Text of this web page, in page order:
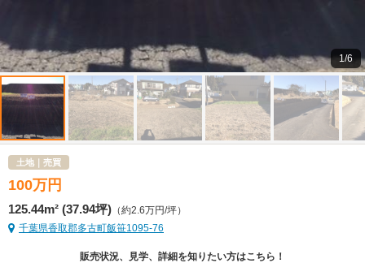
1/6
土地｜売買
100万 円
125.44m² (37.94坪) （約2.6万円/坪）
千葉県香取郡多古町飯笹1095-76
販売状況、見学、詳細を知りたい方はこちら！